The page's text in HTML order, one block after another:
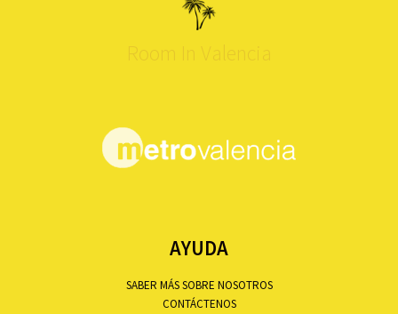
Room In Valencia
AYUDA
SABER MÁS SOBRE NOSOTROS
CONTÁCTENOS